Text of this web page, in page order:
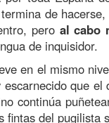
de
pero al cabo
de inquisidor.
en el mismo
que
continúa
fintas del pugilista